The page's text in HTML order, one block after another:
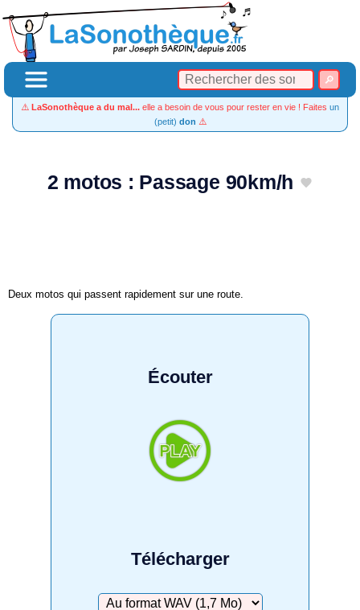
⚠️ LaSonothèque a du mal... elle a besoin de vous pour rester en vie ! Faites un
(petit) don ⚠️
2 motos : Passage 90km/h
Deux motos qui passent rapidement sur une route.
Écouter
Télécharger
Télécharger